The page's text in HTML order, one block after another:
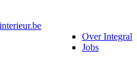
Over Integral
Jobs